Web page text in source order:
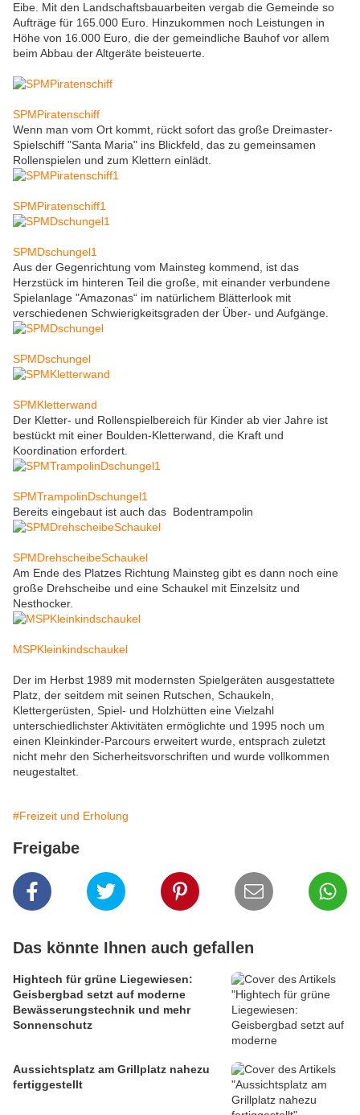
Eibe. Mit den Landschaftsbauarbeiten vergab die Gemeinde so
Aufträge für 165.000 Euro. Hinzukommen noch Leistungen in
Höhe von 16.000 Euro, die der gemeindliche Bauhof vor allem
beim Abbau der Altgeräte beisteuerte.
SPMPiratenschiff
Wenn man vom Ort kommt, rückt sofort das große Dreimaster-
Spielschiff "Santa Maria" ins Blickfeld, das zu gemeinsamen
Rollenspielen und zum Klettern einlädt.
SPMPiratenschiff1
SPMDschungel1
Aus der Gegenrichtung vom Mainsteg kommend, ist das
Herzstück im hinteren Teil die große, mit einander verbundene
Spielanlage "Amazonas“ im natürlichem Blätterlook mit
verschiedenen Schwierigkeitsgraden der Über- und Aufgänge.
SPMDschungel
SPMKletterwand
Der Kletter- und Rollenspielbereich für Kinder ab vier Jahre ist
bestückt mit einer Boulden-Kletterwand, die Kraft und
Koordination erfordert.
SPMTrampolinDschungel1
Bereits eingebaut ist auch das Bodentrampolin
SPMDrehscheibeSchaukel
Am Ende des Platzes Richtung Mainsteg gibt es dann noch eine
große Drehscheibe und eine Schaukel mit Einzelsitz und
Nesthocker.
MSPKleinkindschaukel
Der im Herbst 1989 mit modernsten Spielgeräten ausgestattete
Platz, der seitdem mit seinen Rutschen, Schaukeln,
Klettergerüsten, Spiel- und Holzhütten eine Vielzahl
unterschiedlichster Aktivitäten ermöglichte und 1995 noch um
einen Kleinkinder-Parcours erweitert wurde, entsprach zuletzt
nicht mehr den Sicherheitsvorschriften und wurde vollkommen
neugestaltet.
#Freizeit und Erholung
Freigabe
Das könnte Ihnen auch gefallen
Hightech für grüne Liegewiesen:
Geisbergbad setzt auf moderne
Bewässerungstechnik und mehr
Sonnenschutz
Aussichtsplatz am Grillplatz nahezu
fertiggestellt